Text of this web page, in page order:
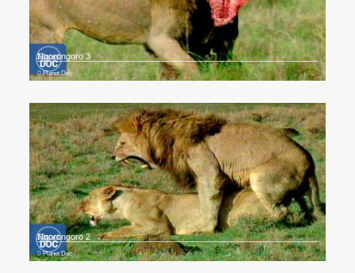
Ngorongoro 3
Planet Doc
Ngorongoro 2
Planet Doc